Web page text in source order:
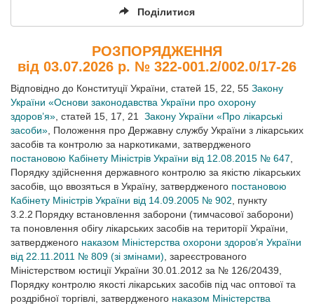
Поділитися
РОЗПОРЯДЖЕННЯ
від 03.07.2026 р. № 322-001.2/002.0/17-26
Відповідно до Конституції України, статей 15, 22, 55 Закону
України «Основи законодавства України про охорону
здоров’я» , статей 15, 17, 21
Закону України «Про лікарські
засоби» , Положення про Державну службу України з лікарських
засобів та контролю за наркотиками, затвердженого
постановою Кабінету Міністрів України від 12.08.2015 № 647
Порядку здійснення державного контролю за якістю лікарських
засобів, що ввозяться в Україну, затвердженого постановою
Кабінету Міністрів України від 14.09.2005 № 902 , пункту
3.2.2 Порядку встановлення заборони (тимчасової заборони)
та поновлення обігу лікарських засобів на території України,
затвердженого наказом Міністерства охорони здоров’я України
від 22.11.2011 № 809 (зі змінами) , зареєстрованого
Міністерством юстиції України 30.01.2012 за № 126/20439,
Порядку контролю якості лікарських засобів під час оптової та
роздрібної торгівлі, затвердженого наказом Міністерства